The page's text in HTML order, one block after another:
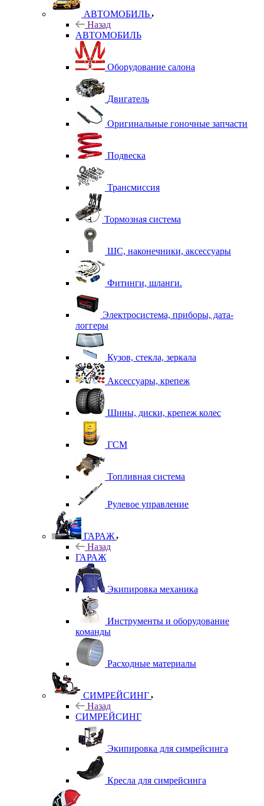
АВТОМОБИЛЬ
Назад
АВТОМОБИЛЬ
Оборудование салона
Двигатель
Оригинальные гоночные запчасти
Подвеска
Трансмиссия
Тормозная система
ШС, наконечники, аксессуары
Фитинги, шланги.
Электросистема, приборы, дата-
логгеры
Кузов, стекла, зеркала
Аксессуары, крепеж
Шины, диски, крепеж колес
ГСМ
Топливная система
Рулевое управление
ГАРАЖ
Назад
ГАРАЖ
Экипировка механика
Инструменты и оборудование
команды
Расходные материалы
СИМРЕЙСИНГ
Назад
СИМРЕЙСИНГ
Экипировка для симрейсинга
Кресла для симрейсинга